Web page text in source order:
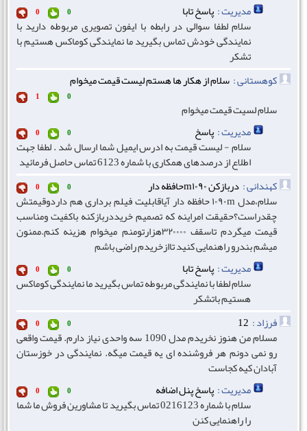
مدیریت :پاسخ تابا 0
0
سلام لطفا سوالی در رابطه با ایفون تصویری مربوطه دارید با
نمایندگی خودش تماس بگیرید ما نمایندگی کوماکس هستیم با
تشکر
کوهستانی : سلام از هکار ها هستم لیست قیمت میخوام
0
1
سلام لسیت قیمت میخوام
مدیریت :پاسخ 0
0
سلام - لیست قیمت به ادرس ایمیل شما ارسال شد . لطفا جهت
اطلاع از درصدهای همکاری با شماره 6123 تماس حاصل فرمائید
کهندانی : دربازکن m۱۰۹۰حافظه دار 0
0
سلام،مدل ۱۰۹۰m حافظه دار آیاقابلیت فیلم برداری هم داردوقیمتش
چقدراست؟حقیقت امراینه که تصمیم خریددربازکنه باکفیت ومناسب
قیمت میگردم تاسقف ۳۲۰۰۰۰هزارتومنم میخوام هزینه کنم.ممنون
میشم بندرو راهنمایی کنید تاازخریدم راضی باشم
مدیریت :پاسخ تابا 0
0
سلام لطفا با نمایندگی مربوطه تماس بگیرید ما نمایندگی کوماکس
هستیم باتشکر
فرزاد : 12
0
0
مسلام من هنوز نخریدم مدل 1090 سه واحدی نیاز دارم. قیمت واقعی
رو نمی دونم هر فروشنده ای یه قیمت میگه. نمایندگی در خوزستان
آبادان کیه کجاست
مدیریت :پاسخ پنل اضافه 0
0
سلام با شماره 0216123 تماس بگیرید تا مشاورین فروش ما شما
را راهنمایی کنن